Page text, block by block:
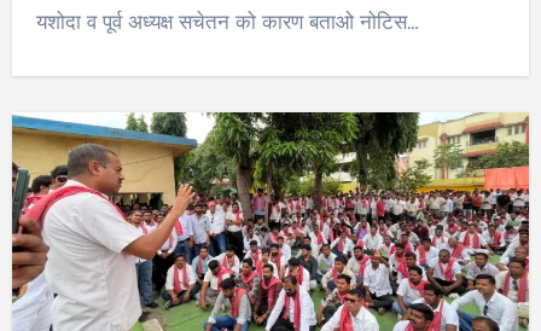
यशोदा व पूर्व अध्यक्ष सचेतन को कारण बताओ नोटिस…